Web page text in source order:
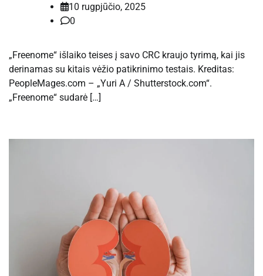
10 rugpjūčio, 2025
0
„Freenome“ išlaiko teises į savo CRC kraujo tyrimą, kai jis
derinamas su kitais vėžio patikrinimo testais. Kreditas:
PeopleMages.com – „Yuri A / Shutterstock.com“.
„Freenome“ sudarė […]